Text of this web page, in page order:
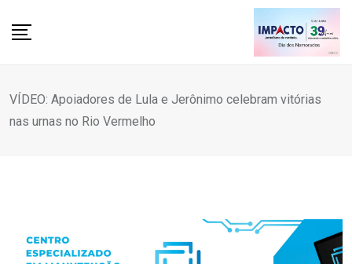
VÍDEO: Apoiadores de Lula e Jerônimo celebram vitórias
nas urnas no Rio Vermelho